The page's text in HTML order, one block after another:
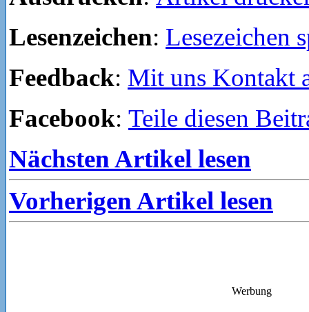
Lesenzeichen: Lesezeichen
Feedback: Mit uns Kontakt
Facebook: Teile diesen
Nächsten Artikel lesen
Vorherigen Artikel lesen
Werbung